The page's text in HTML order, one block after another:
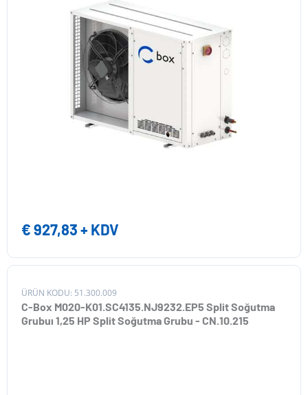
€927,83+ KDV
ÜRÜN KODU: 51.300.009
C-Box M020-K01.SC4135.NJ9232.EP5 Split Soğutma
Grubuı 1,25 HP Split Soğutma Grubu - CN.10.215